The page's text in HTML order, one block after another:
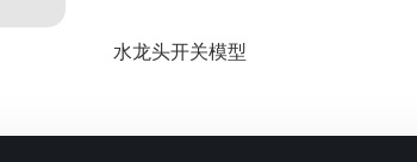
水龙头开关模型